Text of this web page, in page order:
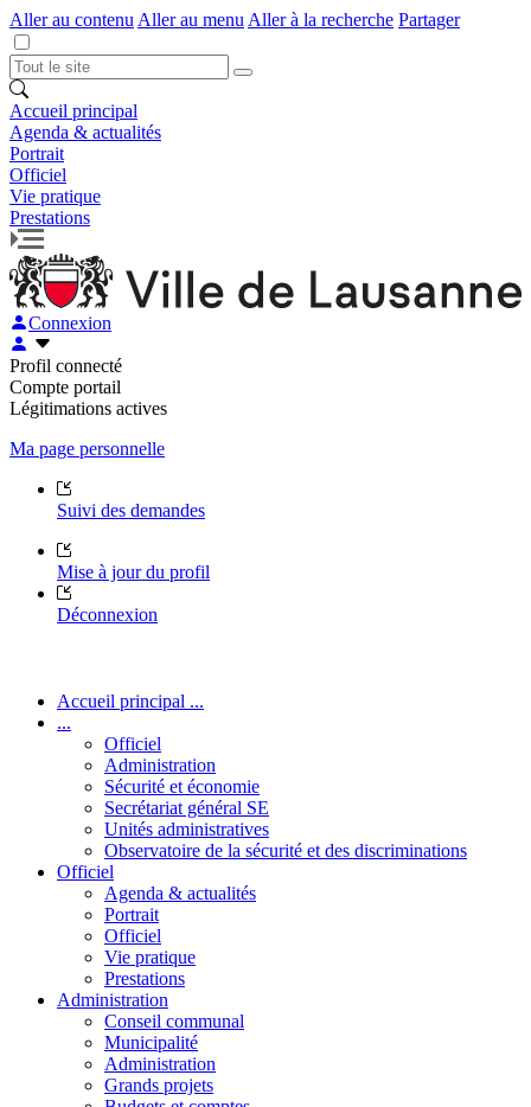
Aller au contenu Aller au menu Aller à la recherche Partager
Accueil principal
Agenda & actualités
Portrait
Officiel
Vie pratique
Prestations
Connexion
Profil connecté
Compte portail
Légitimations actives
Ma page personnelle
Suivi des demandes
Mise à jour du profil
Déconnexion
Accueil principal ...
...
Officiel
Administration
Sécurité et économie
Secrétariat général SE
Unités administratives
Observatoire de la sécurité et des discriminations
Officiel
Agenda & actualités
Portrait
Officiel
Vie pratique
Prestations
Administration
Conseil communal
Municipalité
Administration
Grands projets